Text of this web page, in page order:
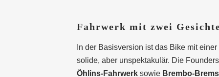
Fahrwerk mit zwei
In der Basisversion ist das Bike mit
solide, aber unspektakulär. Die
Öhlins-Fahrwerksowie Brembo-